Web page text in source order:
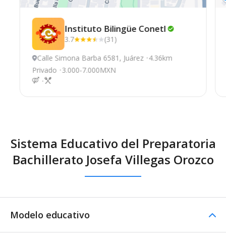
Instituto Bilingüe Conetl
3.7
(31)
Calle Simona Barba 6581, Juárez 4.36km
Privado 3.000-7.000MXN
Sistema Educativo del Preparatoria
Bachillerato Josefa Villegas Orozco
Modelo educativo